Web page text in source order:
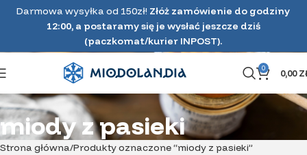
Darmowa wysyłka od 150zł! Złóż zamówienie do godziny
12:00, a postaramy się je wysłać jeszcze dziś
(paczkomat/kurier INPOST).
0 0,00
miody z pasieki
Strona główna Produkty oznaczone “miody z pasieki”